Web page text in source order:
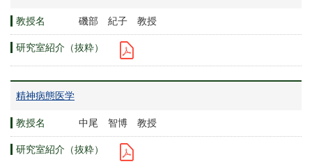
磯部 紀子 教授
精神病態医学
中尾 智博 教授